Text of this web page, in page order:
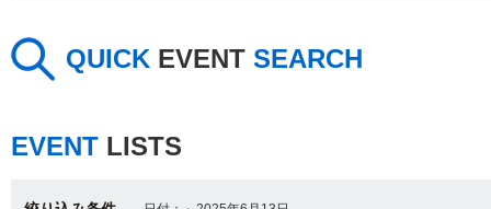
QUICK EVENT SEARCH
EVENT LISTS